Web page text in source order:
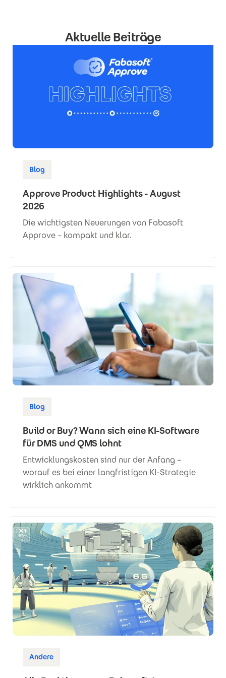
Aktuelle Beiträge
Blog
Approve Product Highlights - August
2026
Die wichtigsten Neuerungen von Fabasoft
Approve – kompakt und klar.
Blog
Build or Buy? Wann sich eine KI-Software
für DMS und QMS lohnt
Entwicklungskosten sind nur der Anfang –
worauf es bei einer langfristigen KI-Strategie
wirklich ankommt
Andere